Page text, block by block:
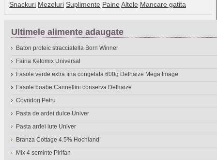
Snackuri Mezeluri Suplimente Paine Altele Mancare gatita
Ultimele alimente adaugate
Baton proteic stracciatella Born Winner
Faina Ketomix Universal
Fasole verde extra fina congelata 600g Delhaize Mega Image
Fasole boabe Cannellini conserva Delhaize
Covridog Petru
Pasta de ardei dulce Univer
Pasta ardei iute Univer
Branza Cottage 4.5% Hochland
Mix 4 seminte Pirifan